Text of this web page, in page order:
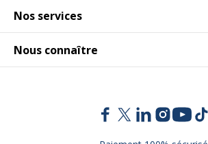
Nos services
Nous connaître